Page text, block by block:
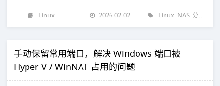
Linux 2026-02-02 Linux NAS 分享
手动保留常用端口，解决 Windows 端口被
Hyper-V / WinNAT 占用的问题